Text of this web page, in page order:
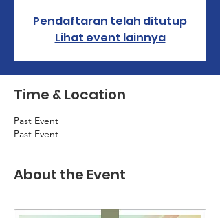
Pendaftaran telah ditutup
Lihat event lainnya
Time & Location
Past Event
Past Event
About the Event